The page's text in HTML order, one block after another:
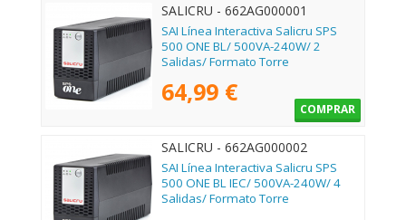
SALICRU - 662AG000001
SAI Línea Interactiva Salicru SPS
500 ONE BL/ 500VA-240W/ 2
Salidas/ Formato Torre
64,99 €
COMPRAR
SALICRU - 662AG000002
SAI Línea Interactiva Salicru SPS
500 ONE BL IEC/ 500VA-240W/ 4
Salidas/ Formato Torre